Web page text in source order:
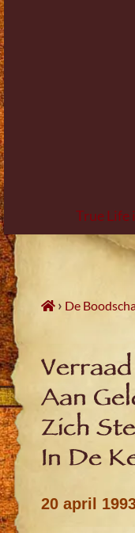
True Life
Skip
to
content
› De
Aan
Zich
In De
20 april